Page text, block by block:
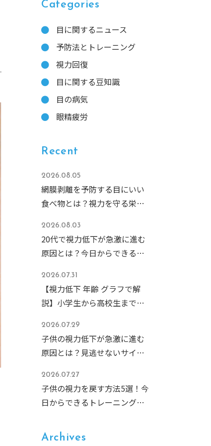
Categories
目に関するニュース
予防法とトレーニング
視力回復
目に関する豆知識
目の病気
眼精疲労
Recent
2026.08.05
網膜剥離を予防する目にいい
食べ物とは？視力を守る栄養
2026.08.03
20代で視力低下が急激に進む
原因とは？今日からできる予
2026.07.31
【視力低下 年齢 グラフで解
説】小学生から高校生まで急
因と今すぐできる予防法
2026.07.29
子供の視力低下が急激に進む
原因とは？見逃せないサイン
2026.07.27
子供の視力を戻す方法5選！今
日からできるトレーニングと
Archives